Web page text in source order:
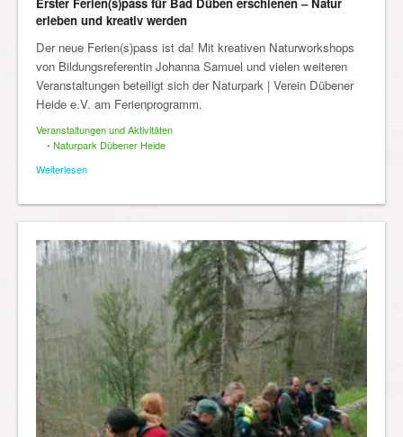
erleben und kreativ werden
Der neue Ferien(s)pass ist da! Mit kreativen Naturworkshops
von Bildungsreferentin Johanna Samuel und vielen weiteren
Veranstaltungen beteiligt sich der Naturpark | Verein Dübener
Heide e.V. am Ferienprogramm.
Veranstaltungen und Aktivitäten
• Naturpark Dübener Heide
Weiterlesen